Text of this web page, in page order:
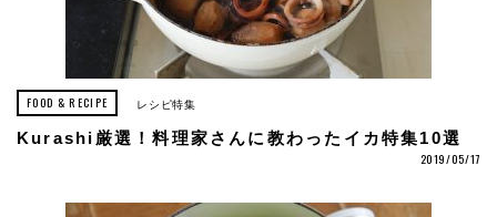
FOOD & RECIPE レシピ特集
Kurashi厳選！料理家さんに教わったイカ特集10選
2019/05/17